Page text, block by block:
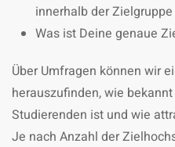
innerhalb der Zielgruppe
Was ist Deine genaue
Über Umfragen können wir
herauszufinden, wie
Studierenden ist und wie
Je nach Anzahl der